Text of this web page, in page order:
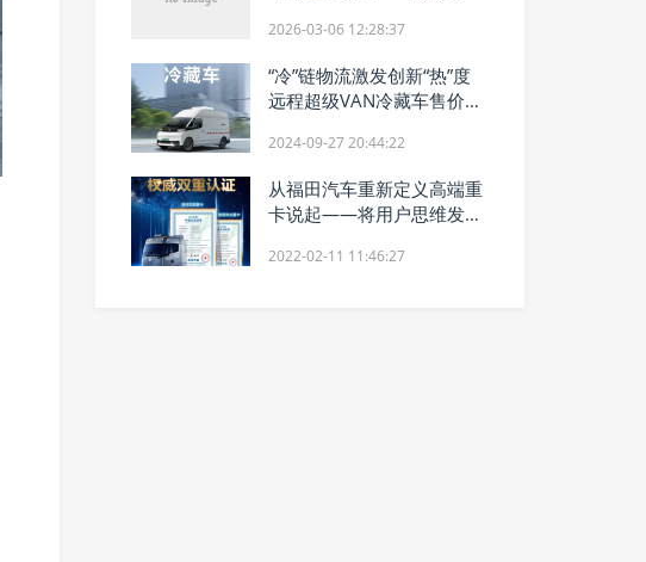
2026-03-06 12:28:37
“冷”链物流激发创新“热”度
远程超级VAN冷藏车售价公
2024-09-27 20:44:22
从福田汽车重新定义高端重
卡说起——将用户思维发挥
2022-02-11 11:46:27